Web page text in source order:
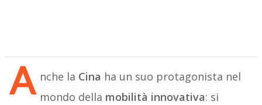
A nche la Cina ha un suo protagonista nel
mondo della mobilità innovativa: si